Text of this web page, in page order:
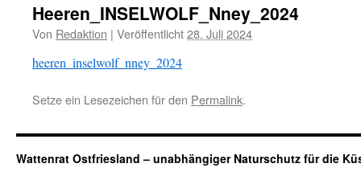
Heeren_INSELWOLF_Nney_2024
Von Redaktion | Veröffentlicht28. Juli 2024
heeren_inselwolf_nney_2024
Setze ein Lesezeichen für den Permalink.
Wattenrat Ostfriesland – unabhängiger Naturschutz für die